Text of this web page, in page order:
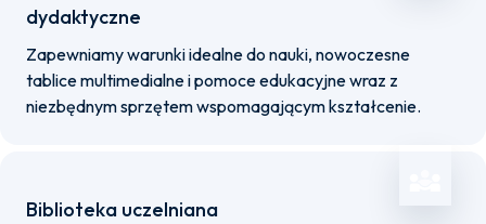
dydaktyczne
Zapewniamy warunki idealne do nauki, nowoczesne
tablice multimedialne i pomoce edukacyjne wraz z
niezbędnym sprzętem wspomagającym kształcenie.
Biblioteka uczelniana